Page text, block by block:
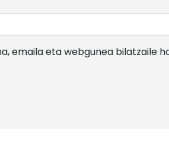
emaila eta webgunea bilatzaile